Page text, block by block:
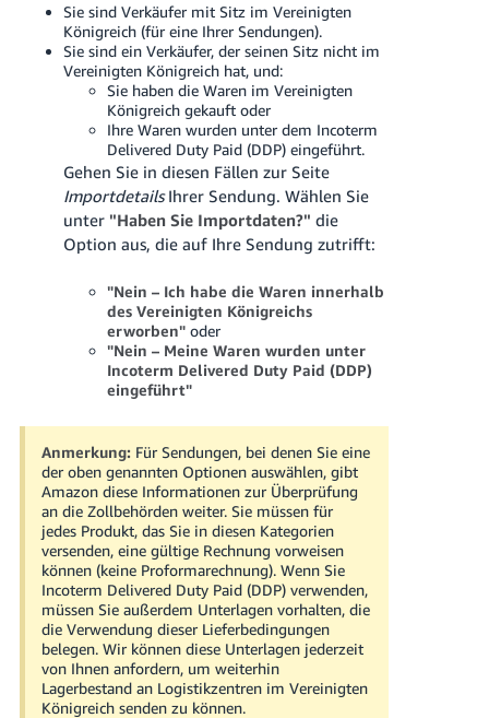
Sie sind Verkäufer mit Sitz im Vereinigten
Königreich (für eine Ihrer Sendungen).
Sie sind ein Verkäufer, der seinen Sitz nicht im
Vereinigten Königreich hat, und:
Sie haben die Waren im Vereinigten
Königreich gekauft oder
Ihre Waren wurden unter dem Incoterm
Delivered Duty Paid (DDP) eingeführt.
Gehen Sie in diesen Fällen zur Seite
ImportdetailsIhrer Sendung. Wählen Sie
unter "Haben Sie Importdaten?" die
Option aus, die auf Ihre Sendung zutrifft:
"Nein – Ich habe die Waren innerhalb
des Vereinigten Königreichs
erworben"oder
"Nein – Meine Waren wurden unter
Incoterm Delivered Duty Paid (DDP)
eingeführt"
Anmerkung: Für Sendungen, bei denen Sie eine
der oben genannten Optionen auswählen, gibt
Amazon diese Informationen zur Überprüfung
an die Zollbehörden weiter. Sie müssen für
jedes Produkt, das Sie in diesen Kategorien
versenden, eine gültige Rechnung vorweisen
können (keine Proformarechnung). Wenn Sie
Incoterm Delivered Duty Paid (DDP) verwenden,
müssen Sie außerdem Unterlagen vorhalten, die
die Verwendung dieser Lieferbedingungen
belegen. Wir können diese Unterlagen jederzeit
von Ihnen anfordern, um weiterhin
Lagerbestand an Logistikzentren im Vereinigten
Königreich senden zu können.